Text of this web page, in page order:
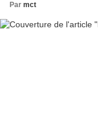
Par mct